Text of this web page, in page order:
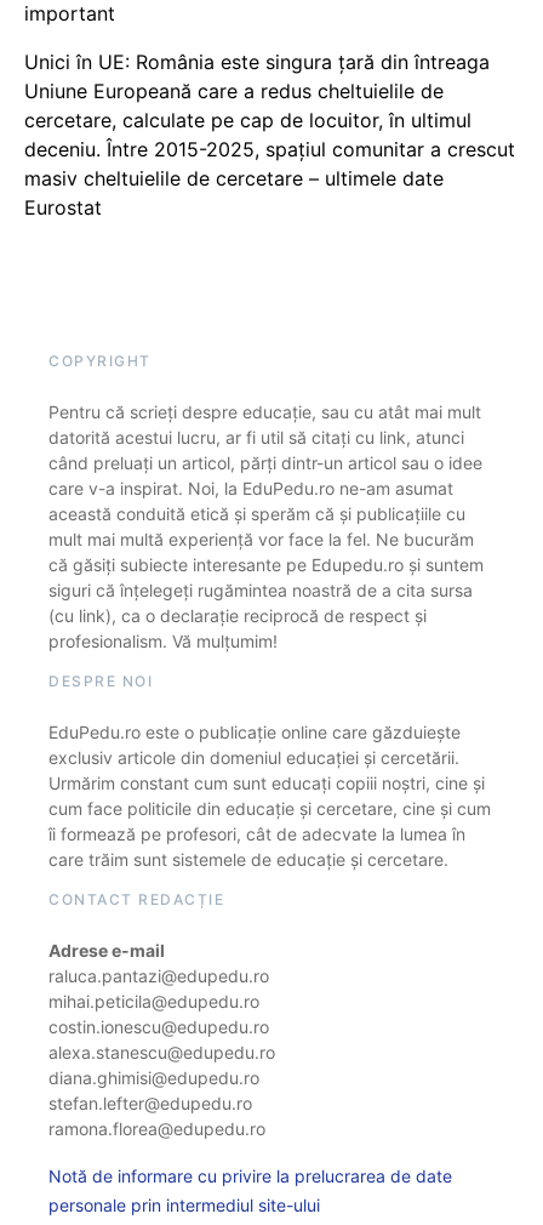
important
Unici în UE: România este singura țară din întreaga
Uniune Europeană care a redus cheltuielile de
cercetare, calculate pe cap de locuitor, în ultimul
deceniu. Între 2015-2025, spațiul comunitar a crescut
masiv cheltuielile de cercetare – ultimele date
Eurostat
COPYRIGHT
Pentru că scrieți despre educație, sau cu atât mai mult
datorită acestui lucru, ar fi util să citați cu link, atunci
când preluați un articol, părți dintr-un articol sau o idee
care v-a inspirat. Noi, la EduPedu.ro ne-am asumat
această conduită etică și sperăm că și publicațiile cu
mult mai multă experiență vor face la fel. Ne bucurăm
că găsiți subiecte interesante pe Edupedu.ro și suntem
siguri că înțelegeți rugămintea noastră de a cita sursa
(cu link), ca o declarație reciprocă de respect și
profesionalism. Vă mulțumim!
DESPRE NOI
EduPedu.ro este o publicație online care găzduiește
exclusiv articole din domeniul educației și cercetării.
Urmărim constant cum sunt educați copiii noștri, cine și
cum face politicile din educație și cercetare, cine și cum
îi formează pe profesori, cât de adecvate la lumea în
care trăim sunt sistemele de educație și cercetare.
CONTACT REDACȚIE
Adrese e-mail
raluca.pantazi@edupedu.ro
mihai.peticila@edupedu.ro
costin.ionescu@edupedu.ro
alexa.stanescu@edupedu.ro
diana.ghimisi@edupedu.ro
stefan.lefter@edupedu.ro
ramona.florea@edupedu.ro
Notă de informare cu privire la prelucrarea de date
personale prin intermediul site-ului